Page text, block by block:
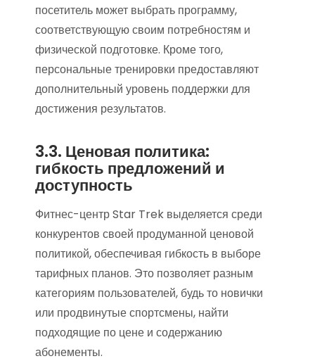
посетитель может выбрать программу,
соответствующую своим потребностям и
физической подготовке. Кроме того,
персональные тренировки предоставляют
дополнительный уровень поддержки для
достижения результатов.
3.3. Ценовая политика:
гибкость предложений и
доступность
Фитнес-центр Star Trek выделяется среди
конкурентов своей продуманной ценовой
политикой, обеспечивая гибкость в выборе
тарифных планов. Это позволяет разным
категориям пользователей, будь то новички
или продвинутые спортсмены, найти
подходящие по цене и содержанию
абонементы.